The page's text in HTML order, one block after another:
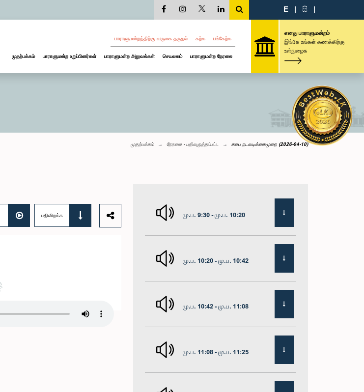
E | සි |
பாராளுமன்றத்திற்கு வருகை தருதல் கற்க பங்கேற்க
முதற்பக்கம் பாராளுமன்ற உறுப்பினர்கள் பாராளுமன்ற அலுவல்கள் செயலகம் பாராளுமன்ற நேரலை
எனது பாராளுமன்றம்
இங்கே உங்கள் கணக்கிற்கு
உள்நுழைக
முதற்பக்கம் நேரலை - பதிவுருத்தப்பட்ட சபை நடவடிக்கைமுறை (2026-04-10)
பதிவிறக்க மு.ப. 9:30 - மு.ப. 10:20
மு.ப. 10:20 - மு.ப. 10:42
மு.ப. 10:42 - மு.ப. 11:08
மு.ப. 11:08 - மு.ப. 11:25